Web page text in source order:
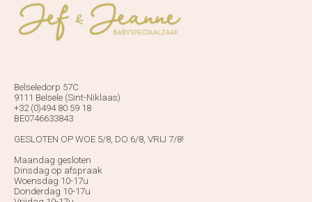
Belseledorp 57C
9111 Belsele (Sint-Niklaas)
+32 (0)494 80 59 18
BE0746633843
GESLOTEN OP WOE 5/8, DO 6/8, VRIJ 7/8!
Maandag gesloten
Dinsdag op afspraak
Woensdag 10-17u
Donderdag 10-17u